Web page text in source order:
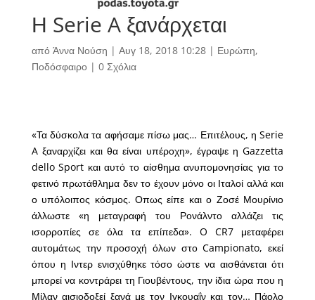
Η Serie A ξανάρχεται
από Άννα Νούση | Αυγ 18, 2018 10:28| Ευρώπη,
Ποδόσφαιρο| 0 Σχόλια
«Τα δύσκολα τα αφήσαμε πίσω μας… Επιτέλους, η Serie
A ξαναρχίζει και θα είναι υπέροχη», έγραψε η Gazzetta
dello Sport και αυτό το αίσθημα ανυπομονησίας για το
φετινό πρωτάθλημα δεν το έχουν μόνο οι Ιταλοί αλλά και
ο υπόλοιπος κόσμος. Οπως είπε και ο Ζοσέ Μουρίνιο
άλλωστε «η μεταγραφή του Ρονάλντο αλλάζει τις
ισορροπίες σε όλα τα επίπεδα». O CR7 μεταφέρει
αυτομάτως την προσοχή όλων στο Campionato, εκεί
όπου η Ιντερ ενισχύθηκε τόσο ώστε να αισθάνεται ότι
μπορεί να κοντράρει τη Γιουβέντους, την ίδια ώρα που η
Μίλαν αισιοδοξεί ξανά με τον Ιγκουαΐν και τον… Πάολο